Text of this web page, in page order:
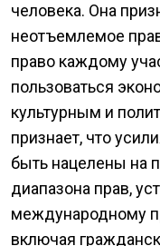
человека. Она
неотъемлемое
право каждому
пользоваться
культурным и
признает, что
быть нацелены на
диапазона прав,
международному
включая